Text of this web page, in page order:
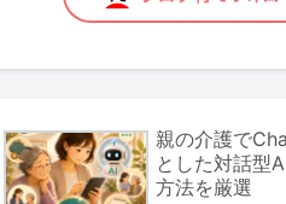
親の介護で
とした対話型
方法を厳選